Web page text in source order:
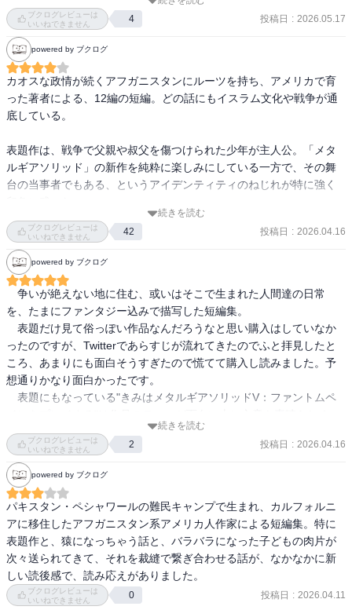
語やペルシャ語が使われており原作ではそれらがアルファベット表
記のみで、英語しか理解できない者には意味がわからないようあえ
て設計されていたらしい。それを邦訳ではすべてわかるように訳し
たと。矢倉士はそれを罪としているが、私は感謝しかない。
もっと世界のことを、戦争のことを、異文化を勉強しなくてはと心
が引き締まる。
ブクログレビューは
いいねできません
4 投稿日 : 2026.05.17
powered by ブクログ
カオスな政情が続くアフガニスタンにルーツを持ち、アメリカで育
った著者による、12編の短編。どの話にもイスラム文化や戦争が通
底している。
表題作は、戦争で父親や叔父を傷つけられた少年が主人公。「メタ
ルギアソリッド」の新作を純粋に楽しみにしている一方で、その舞
台の当事者でもある、というアイデンティティのねじれが特に強く
ゲームとしてプレイすれば、敵を排除しミッションをクリアするこ
とに達成感がある。それは自分が普段感じているゲームの楽しさと
同じはずなのに、この作品の中では、そこに別の感情が同時に存在
している。
考えてみれば、実在する国が舞台である以上、その出来事を実際に
経験した人がいるのは当然のことなのに、「当事者がそのゲームを
プレイする」という状況はこれまでほとんど想像したことがなかっ
た。
だんだんとゲームの世界に入り込んでいく少年。
ムの手法によって、そのねじれはより際立つ。強い言葉で何かを主
張するわけではないが、その構図がじわじわと痛ましく感じられ
た。
続きを読む
ブクログレビューは
いいねできません
42 投稿日 : 2026.04.16
powered by ブクログ
争いが絶えない地に住む、或いはそこで生まれた人間達の日常
を、たまにファンタジー込みで描写した短編集。
表題だけ見て俗っぽい作品なんだろうなと思い購入はしていなか
ったのですが、Twitterであらすじが流れてきたのでふと拝見したと
ころ、あまりにも面白そうすぎたので慌てて購入し読みました。予
想通りかなり面白かったです。
表題にもなっている"きみはメタルギアソリッドV：ファントムペ
何よりも最後の一文が素晴らしい。その他、"もういい！"では一生続
くんじゃないかと思う区切りの無い文章の羅列をアッラーへの信仰
で区切ることで読みやすくしており、溜まりに溜まった主人公の鬱
憤の爆発が見事でした。
全体的に仄かな悲しみが漂っている作品群で、時に救いがあった
り無かったりするのが写実的なように感じ、遠い国で起こっている
地続きの現実という感想を抱きました。海外文学の中では比較的読
みやすく、内容も相当面白いと感じましたので様々な人に勧めやす
い一冊ですが、やはり悲哀を常に纏っているように感じますので、
とりわけロシア文学が好きな方には相当刺さるのではないでしょう
か。是非読んでみてください。
続きを読む
ブクログレビューは
いいねできません
2 投稿日 : 2026.04.16
powered by ブクログ
パキスタン・ペシャワールの難民キャンプで生まれ、カルフォルニ
アに移住したアフガニスタン系アメリカ人作家による短編集。特に
表題作と、猿になっちゃう話と、バラバラになった子どもの肉片が
次々送られてきて、それを裁縫で繋ぎ合わせる話が、なかなかに新
しい読後感で、読み応えがありました。
ブクログレビューは
いいねできません
0 投稿日 : 2026.04.11